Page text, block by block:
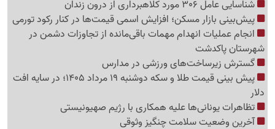
شناسایی عامل 306 مورد کلاهبرداری از درون زندان
پیش‌بینی بازار مسکن؛ افزایش اسمی قیمت‌ها در کنار رکود تورمی
انجام عملیات انهدام مهمات باقی‌مانده از تجاوزات دشمن در
شهرستان پاکدشت
گسترش زیرساخت‌های ورزشی در مدارس
پیش بینی قیمت طلا و سکه دوشنبه 19 مرداد 1405؛ در سایه افت
دلار
تظاهرات یونانی‌ها علیه همکاری با رژیم صهیونیستی
آخرین وضعیت سلامت چنگیز وثوقی